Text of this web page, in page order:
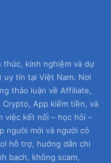
thức, kinh nghiệm và dự
uy tín tại Việt Nam. Nơi
thảo luận về Affiliate,
Crypto, App kiếm tiền, và
việc kết nối – học hỏi –
người mới và người có
hỗ trợ, hướng dẫn chi
bạch, không scam,